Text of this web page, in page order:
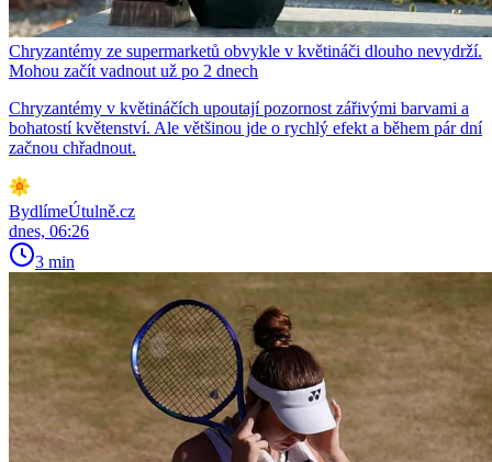
Chryzantémy ze supermarketů obvykle v květináči dlouho nevydrží.
Mohou začít vadnout už po 2 dnech
Chryzantémy v květináčích upoutají pozornost zářivými barvami a
bohatostí květenství. Ale většinou jde o rychlý efekt a během pár dní
začnou chřadnout.
BydlímeÚtulně.cz
dnes, 06:26
3 min